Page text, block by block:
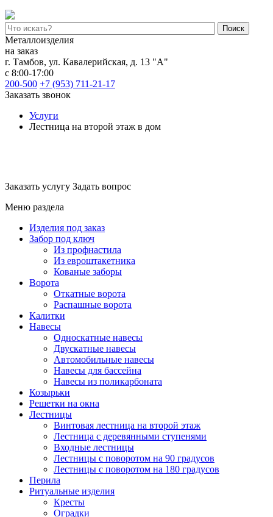
Поиск
Металлоизделия
на заказ
г. Тамбов, ул. Кавалерийская, д. 13 "А"
с 8:00-17:00
200-500 +7 (953) 711-21-17
Заказать звонок
Услуги
Лестница на второй этаж в дом
Заказать услугу Задать вопрос
Меню раздела
Изделия под заказ
Забор под ключ
Из профнастила
Из евроштакетника
Кованые заборы
Ворота
Откатные ворота
Распашные ворота
Калитки
Навесы
Односкатные навесы
Двускатные навесы
Автомобильные навесы
Навесы для бассейна
Навесы из поликарбоната
Козырьки
Решетки на окна
Лестницы
Винтовая лестница на второй этаж
Лестница с деревянными ступенями
Входные лестницы
Лестницы с поворотом на 90 градусов
Лестницы с поворотом на 180 градусов
Перила
Ритуальные изделия
Кресты
Оградки